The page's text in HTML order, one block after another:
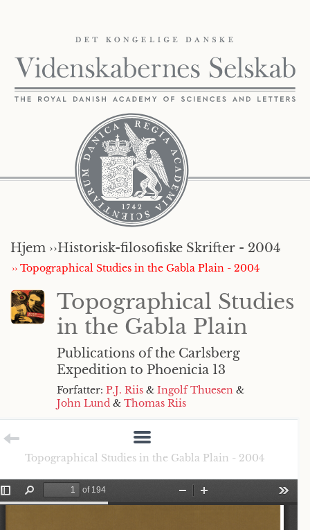
Hjem ››Historisk-filosofiske Skrifter - 2004
›› Topographical Studies in the Gabla Plain - 2004
Topographical Studies
in the Gabla Plain
Publications of the Carlsberg
Expedition to Phoenicia 13
Forfatter: P.J. Riis & Ingolf Thuesen &
John Lund & Thomas Riis
Topographical Studies in the Gabla Plain - 2004